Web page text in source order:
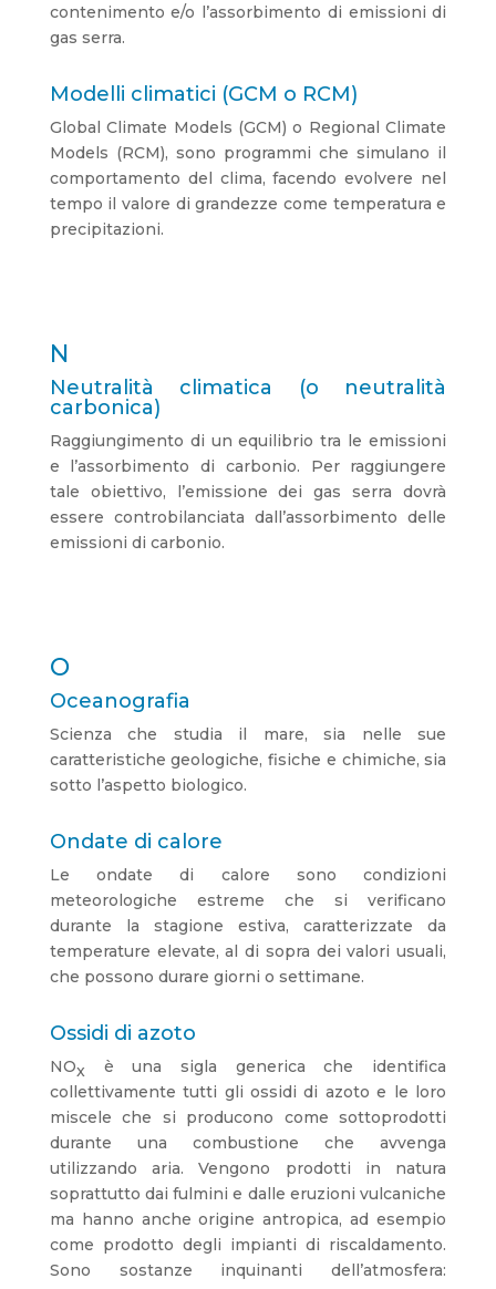
contenimento e/o l’assorbimento di emissioni di
gas serra.
Modelli climatici (GCM o RCM)
Global Climate Models (GCM) o Regional Climate
Models (RCM), sono programmi che simulano il
comportamento del clima, facendo evolvere nel
tempo il valore di grandezze come temperatura e
precipitazioni.
N
Neutralità climatica (o neutralità
carbonica)
Raggiungimento di un equilibrio tra le emissioni
e l’assorbimento di carbonio. Per raggiungere
tale obiettivo, l’emissione dei gas serra dovrà
essere controbilanciata dall’assorbimento delle
emissioni di carbonio.
O
Oceanografia
Scienza che studia il mare, sia nelle sue
caratteristiche geologiche, fisiche e chimiche, sia
sotto l’aspetto biologico.
Ondate di calore
Le ondate di calore sono condizioni
meteorologiche estreme che si verificano
durante la stagione estiva, caratterizzate da
temperature elevate, al di sopra dei valori usuali,
che possono durare giorni o settimane.
Ossidi di azoto
NOx è una sigla generica che identifica
collettivamente tutti gli ossidi di azoto e le loro
miscele che si producono come sottoprodotti
durante una combustione che avvenga
utilizzando aria. Vengono prodotti in natura
soprattutto dai fulmini e dalle eruzioni vulcaniche
ma hanno anche origine antropica, ad esempio
come prodotto degli impianti di riscaldamento.
Sono sostanze inquinanti dell’atmosfera: